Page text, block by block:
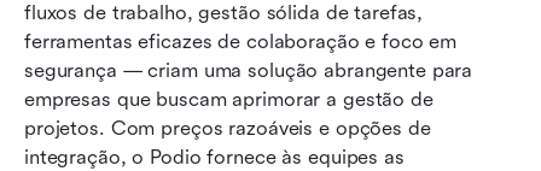
fluxos de trabalho, gestão sólida de tarefas,
ferramentas eficazes de colaboração e foco em
segurança — criam uma solução abrangente para
empresas que buscam aprimorar a gestão de
projetos. Com preços razoáveis e opções de
integração, o Podio fornece às equipes as